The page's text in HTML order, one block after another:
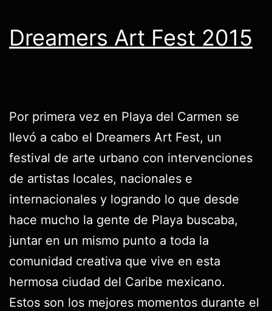
Dreamers Art Fest 2015
Por primera vez en Playa del Carmen se
llevó a cabo el Dreamers Art Fest, un
festival de arte urbano con intervenciones
de artistas locales, nacionales e
internacionales y logrando lo que desde
hace mucho la gente de Playa buscaba,
juntar en un mismo punto a toda la
comunidad creativa que vive en esta
hermosa ciudad del Caribe mexicano.
Estos son los mejores momentos durante el